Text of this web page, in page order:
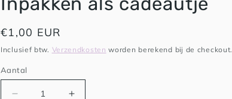
Normale
prijs
€1,00 EUR
Inclusief btw. Verzendkosten worden berekend bij de checkout.
Aantal